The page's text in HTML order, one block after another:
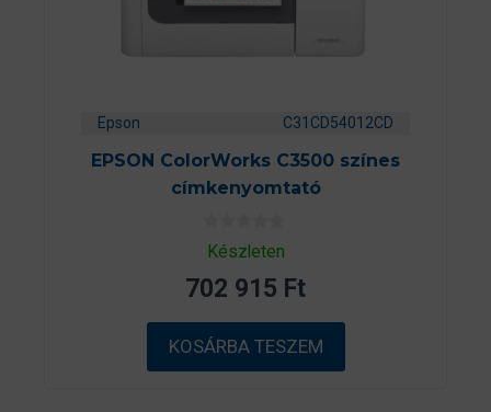
Epson C31CD54012CD
EPSON ColorWorks C3500 színes
címkenyomtató
0
a
5
b
ő
l
Készleten
702 915 Ft
KOSÁRBA TESZEM